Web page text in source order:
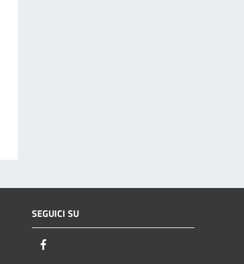
SEGUICI SU